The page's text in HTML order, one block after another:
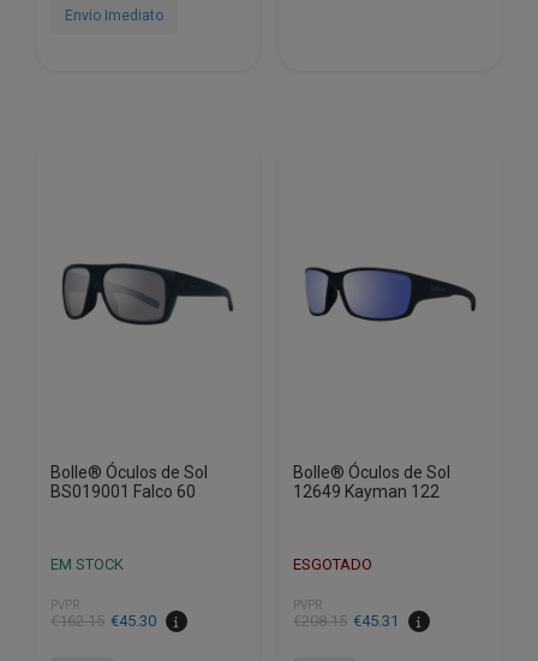
€124.64.
€45.00.
Envio Imediato
Bolle® Óculos de Sol
BS019001 Falco 60
EM STOCK
PVPR
€162.15
O
€45.30
O
Bolle® Óculos de Sol
12649 Kayman 122
ESGOTADO
PVPR
€208.15
O
€45.31
O